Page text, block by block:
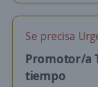
Se precisa
Promotor/a
tiempo